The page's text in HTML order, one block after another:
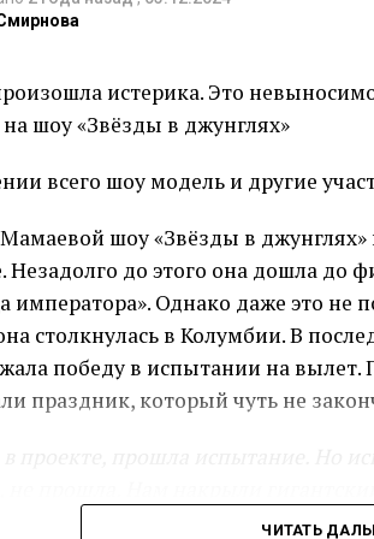
всего шоу модель и другие
шоу «Звёзды в джунглях»
до этого она дошла до
императора». Однако даже это не
столкнулась в Колумбии. В
победу в испытании на вылет.
праздник, который чуть не
чтобы мы поели. А потом жестоко
ЧИТАТЬ